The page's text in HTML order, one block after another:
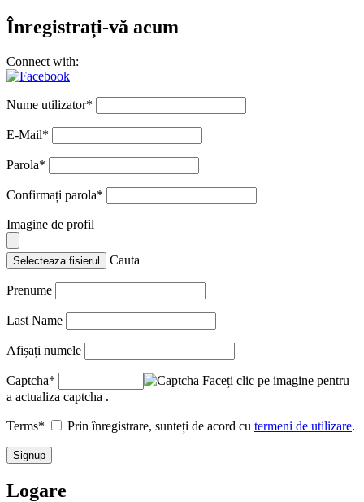
Înregistrați-vă acum
Connect with:
Nume utilizator*
E-Mail*
Parola*
Confirmați parola*
Imagine de profil
Selecteaza fisierul Cauta
Prenume
Last Name
Afișați numele
Captcha*
Faceți clic pe imagine pentru
a actualiza captcha .
Terms* Prin înregistrare, sunteți de acord cu termeni de utilizare.
Logare